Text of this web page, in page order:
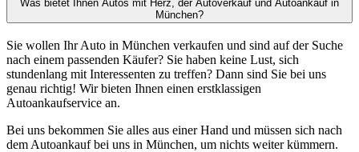
Was bietet Ihnen Autos mit Herz, der Autoverkauf und Autoankauf in
München?
Sie wollen Ihr Auto in München verkaufen und sind auf der Suche
nach einem passenden Käufer? Sie haben keine Lust, sich
stundenlang mit Interessenten zu treffen? Dann sind Sie bei uns
genau richtig! Wir bieten Ihnen einen erstklassigen
Autoankaufservice an.
Bei uns bekommen Sie alles aus einer Hand und müssen sich nach
dem Autoankauf bei uns in München, um nichts weiter kümmern.